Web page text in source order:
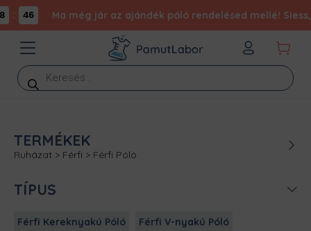
: 46 Ma még jár az ajándék póló rendelésed mellé!
Products
search
TERMÉKEK
Ruházat > Férfi > Férfi Póló
TÍPUS
Férfi Kereknyakú Póló Férfi V-nyakú Póló